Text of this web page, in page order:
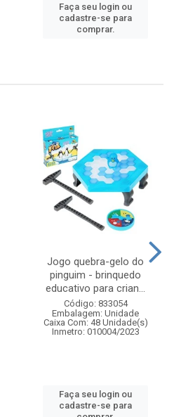
Faça seu login ou
cadastre-se para
comprar.
Jogo quebra-gelo do
pinguim - brinquedo
educativo para crian...
Código: 833054
Embalagem: Unidade
Caixa Com: 48 Unidade(s)
Inmetro: 010004/2023
Faça seu login ou
cadastre-se para